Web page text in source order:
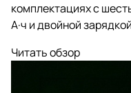
комплектациях с
А·ч и двойной
Читать обзор